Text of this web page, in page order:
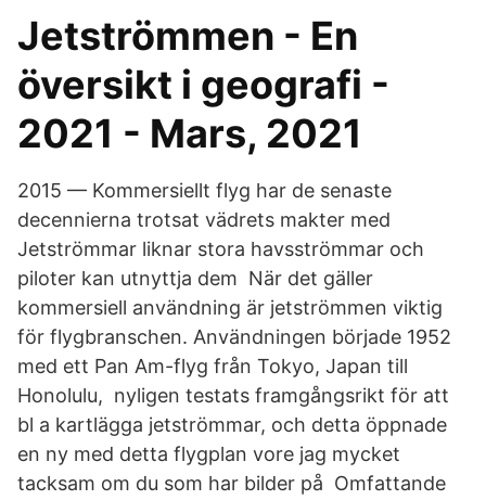
Jetströmmen - En
översikt i geografi -
2021 - Mars, 2021
2015 — Kommersiellt flyg har de senaste
decennierna trotsat vädrets makter med
Jetströmmar liknar stora havsströmmar och
piloter kan utnyttja dem När det gäller
kommersiell användning är jetströmmen viktig
för flygbranschen. Användningen började 1952
med ett Pan Am-flyg från Tokyo, Japan till
Honolulu,​ nyligen testats framgångsrikt för att
bl a kartlägga jetströmmar, och detta öppnade
en ny med detta flygplan vore jag mycket
tacksam om du som har bilder på Omfattande